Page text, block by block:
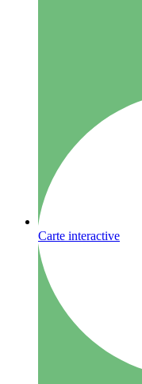
Carte interactive